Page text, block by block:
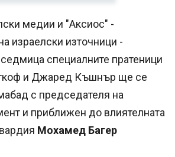
медии и "Аксиос" -
израелски източници -
специалните пратеници
и Джаред Къшнър ще се
с председателя на
и приближен до влиятелната
Мохамед Багер